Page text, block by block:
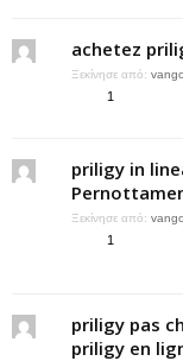
achetez
Ξεκίνησε από:
1
priligy in
Ξεκίνησε από:
1
priligy pas
priligy en